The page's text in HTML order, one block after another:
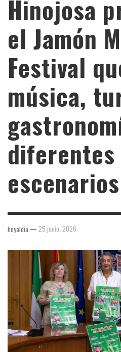
Hinojosa
el Jamón
Festival
música,
diferentes
escenarios
hoyaldia — 25 junio, 2026